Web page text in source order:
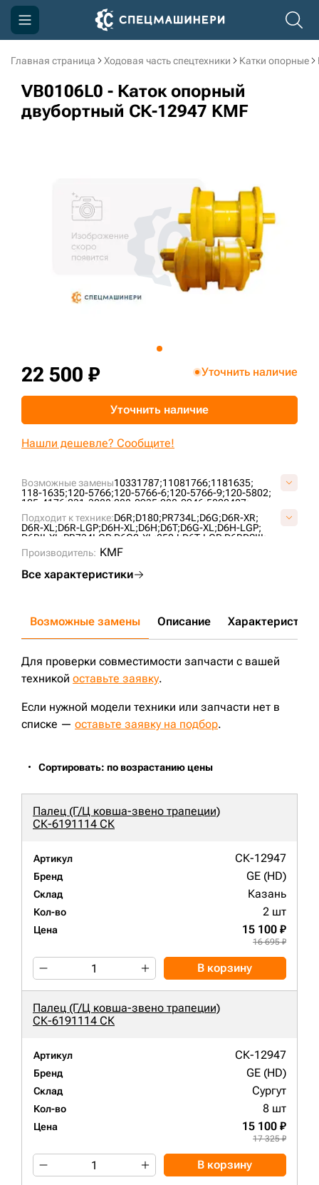
Главная страница Ходовая часть спецтехники Катки опорные
VB0106L0 - Каток опорный
двубортный СК-12947 KMF
Возможные замены10331787;11081766;1181635;
118-1635;120-5766;120-5766-6;120-5766-9;120-5802;
125-4176;231-3088;288-0935;288-0946;5802407;
6T0727;
76090855;7T4107;AT322778;
B01060L0M00;CR4298;CR5478;CR6089;UG189C4T;
VB0106L0;VCR6089V;
Подходит к технике:D6R;D180;PR734L;D6G;D6R-XR;
D6R-XL;D6R-LGP;D6H-XL;D6H;D6T;D6G-XL;D6H-LGP;
D6RII-XL;PR734LGP;D6G2-XL;850J;D6T-LGP;D6RDSIII;
PR732L;
CASE2050M;
Производитель: KMF
Все характеристики
22 500 ₽ Уточнить наличие
Уточнить наличие
Нашли дешевле? Сообщите!
Возможные замены Описание Характеристики
Для проверки совместимости запчасти с вашей
техникой оставьте заявку.
Если нужной модели техники или запчасти нет в
списке — оставьте заявку на подбор.
Сортировать: по возрастанию цены
Палец (Г/Ц ковша-звено трапеции)
СК-6191114 СК
Артикул СК-12947
Бренд GE (HD)
Склад Казань
Кол-во 2 шт
Цена 15 100 ₽
16 695 ₽
В корзину
Палец (Г/Ц ковша-звено трапеции)
СК-6191114 СК
Артикул СК-12947
Бренд GE (HD)
Склад Сургут
Кол-во 8 шт
Цена 15 100 ₽
17 325 ₽
В корзину
Компания
Акции
3D тур по производству
3D тур по складам
sksale@skdst.ru